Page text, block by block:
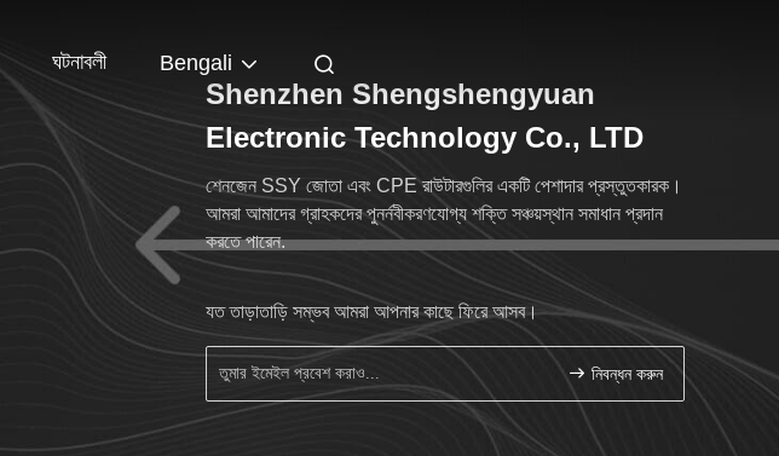
ঘটনাবলী Bengali
Shenzhen Shengshengyuan
Electronic Technology Co., LTD
শেনজেন SSY জোতা এবং CPE রাউটারগুলির একটি পেশাদার প্রস্তুতকারক।
আমরা আমাদের গ্রাহকদের পুনর্নবীকরণযোগ্য শক্তি সঞ্চয়স্থান সমাধান প্রদান
করতে পারেন.
যত তাড়াতাড়ি সম্ভব আমরা আপনার কাছে ফিরে আসব।
নিবন্ধন করুন